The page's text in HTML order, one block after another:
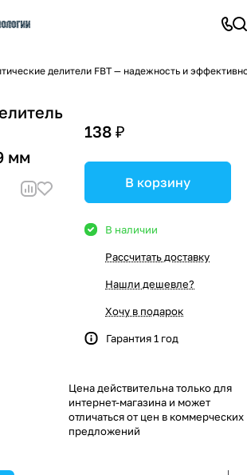
делители FBT — надежность и
мм
138 ₽
В корзину
В наличии
Рассчитать доставку
Нашли дешевле?
Хочу в подарок
Гарантия 1 год
Цена действительна только для
интернет-магазина и может
отличаться от цен в коммерческих
предложений